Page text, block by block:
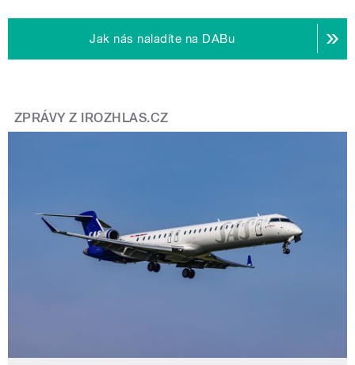
Jak nás naladíte na DABu
ZPRÁVY Z IROZHLAS.CZ